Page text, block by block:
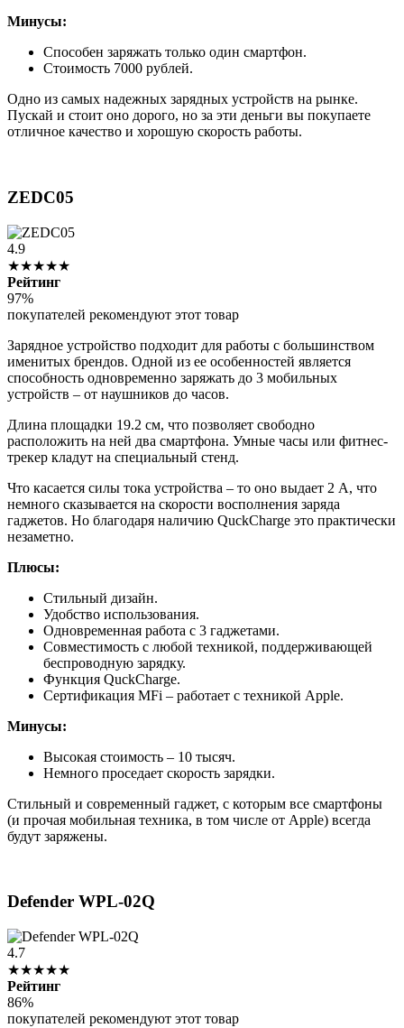
Минусы:
Способен заряжать только один смартфон.
Стоимость 7000 рублей.
Одно из самых надежных зарядных устройств на рынке.
Пускай и стоит оно дорого, но за эти деньги вы покупаете
отличное качество и хорошую скорость работы.
ZEDC05
4.9
★★★★★
Рейтинг
97%
покупателей рекомендуют этот товар
Зарядное устройство подходит для работы с большинством
именитых брендов. Одной из ее особенностей является
способность одновременно заряжать до 3 мобильных
устройств – от наушников до часов.
Длина площадки 19.2 см, что позволяет свободно
расположить на ней два смартфона. Умные часы или фитнес-
трекер кладут на специальный стенд.
Что касается силы тока устройства – то оно выдает 2 А, что
немного сказывается на скорости восполнения заряда
гаджетов. Но благодаря наличию QuckCharge это практически
незаметно.
Плюсы:
Стильный дизайн.
Удобство использования.
Одновременная работа с 3 гаджетами.
Совместимость с любой техникой, поддерживающей
беспроводную зарядку.
Функция QuckCharge.
Сертификация MFi – работает с техникой Apple.
Минусы:
Высокая стоимость – 10 тысяч.
Немного проседает скорость зарядки.
Стильный и современный гаджет, с которым все смартфоны
(и прочая мобильная техника, в том числе от Apple) всегда
будут заряжены.
Defender WPL-02Q
4.7
★★★★★
Рейтинг
86%
покупателей рекомендуют этот товар